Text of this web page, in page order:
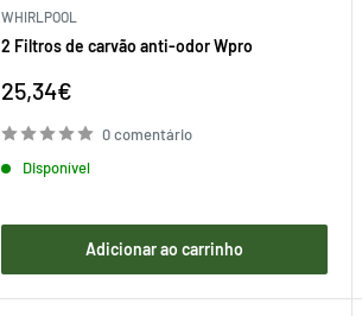
WHIRLPOOL
2 Filtros de carvão anti-odor Wpro
Preço
venda
25,34€
0 comentário
Disponível
Adicionar ao carrinho